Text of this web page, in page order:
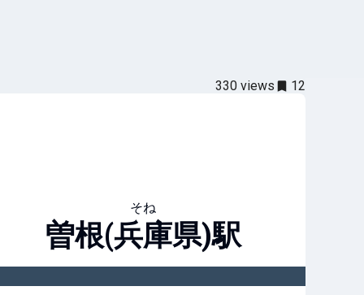
330 views 12
そね
曽根(兵庫県)駅